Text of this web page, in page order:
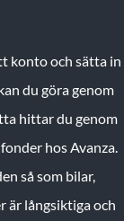
konto och sätta in
du göra genom
hittar du genom
hos Avanza.
så som bilar,
är långsiktiga och